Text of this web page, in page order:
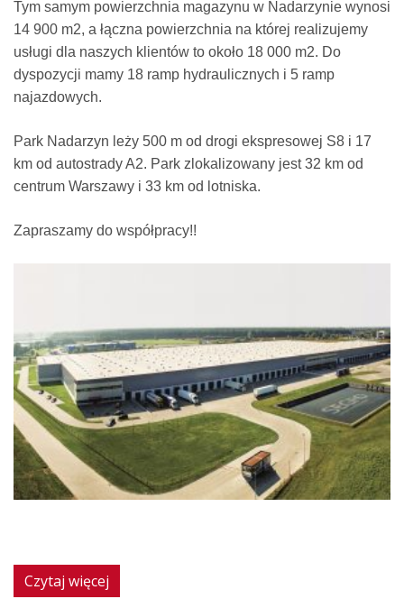
Tym samym powierzchnia magazynu w Nadarzynie wynosi
14 900 m2, a łączna powierzchnia na której realizujemy
usługi dla naszych klientów to około 18 000 m2. Do
dyspozycji mamy 18 ramp hydraulicznych i 5 ramp
najazdowych.
Park Nadarzyn leży 500 m od drogi ekspresowej S8 i 17
km od autostrady A2. Park zlokalizowany jest 32 km od
centrum Warszawy i 33 km od lotniska.
Zapraszamy do współpracy!!
Czytaj więcej